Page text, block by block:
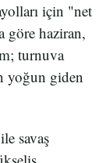
için "net
göre haziran,
turnuva
yoğun giden
savaş